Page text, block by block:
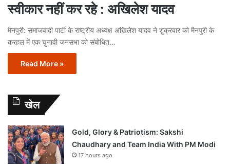
स्वीकार नहीं कर रहे : अखिलेश यादव
मैनपुरी: समाजवादी पार्टी के राष्ट्रीय अध्यक्ष अखिलेश यादव ने शुक्रवार को मैनपुरी के
करहल में एक चुनावी जनसभा को संबोधित…
Read More »
खेल
Gold, Glory & Patriotism: Sakshi
Chaudhary and Team India With PM Modi
17 hours ago